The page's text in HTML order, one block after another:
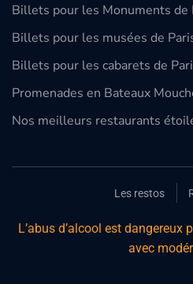
Billets pour les Monuments de
Billets pour les musées de
Billets pour les cabarets de
Promenades en Bateaux
Nos meilleurs restaurants
Les restos
L’abus d’alcool est dangereux
avec